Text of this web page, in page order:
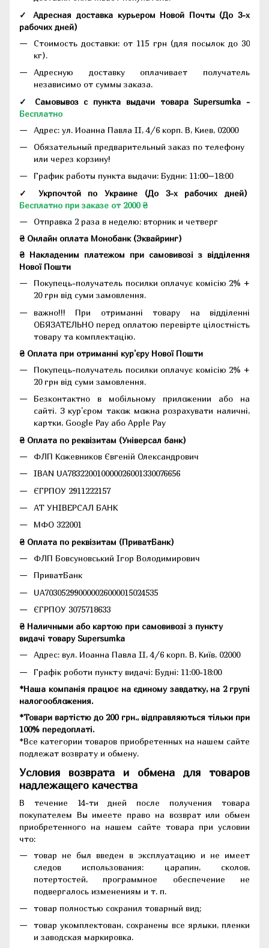
✓ Адресная доставка курьером Новой Почты (До 3-х
рабочих дней)
Стоимость доставки: от 115 грн (для посылок до 30
кг).
Адресную доставку оплачивает получатель
независимо от суммы заказа.
✓ Самовывоз с пункта выдачи товара Supersumka -
Бесплатно
Адрес: ул. Иоанна Павла II, 4/6 корп. В, Киев, 02000
Обязательный предварительный заказ по телефону
или через корзину!
График работы пункта выдачи: Будни: 11:00–18:00
✓ Укрпочтой по Украине (До 3-х рабочих дней)
Бесплатно при заказе от 2000 ₴
Отправка 2 раза в неделю: вторник и четверг
₴ Онлайн оплата Монобанк (Эквайринг)
₴ Накладеним платежом при самовивозі з відділення
Нової Пошти
Покупець-получатель посилки оплачує комісію 2% +
20 грн від суми замовлення.
важно!!! При отриманні товару на відділенні
ОБЯЗАТЕЛЬНО перед оплатою перевірте цілостність
товару та комплектацію.
₴ Оплата при отриманні кур'єру Нової Пошти
Покупець-получатель посилки оплачує комісію 2% +
20 грн від суми замовлення.
Безконтактно в мобільному приложении або на
сайті. З кур'єром також можна розрахувати наличні,
картки, Google Pay або Apple Pay
₴ Оплата по реквізитам (Універсал банк)
ФЛП Кожевников Євгеній Олександрович
IBAN UA783220010000026001330076656
ЄГРПОУ 2911222157
АТ УНІВЕРСАЛ БАНК
МФО 322001
₴ Оплата по реквізитам (ПриватБанк)
ФЛП Бовсуновський Ігор Володимирович
ПриватБанк
UA703052990000026000015024535
ЄГРПОУ 3075718633
₴ Наличными або картою при самовивозі з пункту
видачі товару Supersumka
Адрес: вул. Иоанна Павла II, 4/6 корп. В, Київ, 02000
Графік роботи пункту видачі: Будні: 11:00-18:00
*Наша компанія працює на єдиному завдатку, на 2 групі
налогообложения.
*Товари вартістю до 200 грн., відправляються тільки при
100% передоплаті.
*Все категории товаров приобретенных на нашем сайте
подлежат возврату и обмену.
Условия возврата и обмена для товаров
надлежащего качества
В течение 14-ти дней после получения товара
покупателем Вы имеете право на возврат или обмен
приобретенного на нашем сайте товара при условии
что:
товар не был введен в эксплуатацию и не имеет
следов использования: царапин, сколов,
потертостей, программное обеспечение не
подвергалось изменениям и т. п.
товар полностью сохранил товарный вид;
товар укомплектован, сохранены все ярлыки, пленки
и заводская маркировка.